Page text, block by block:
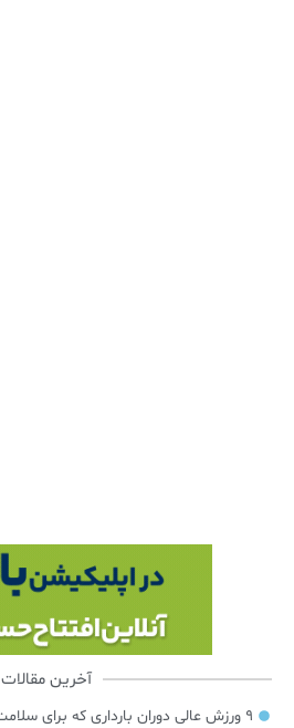
آخرین مقالات
۹ ورزش عالی دوران بارداری که برای سلامت مادر و جنین مفیدند